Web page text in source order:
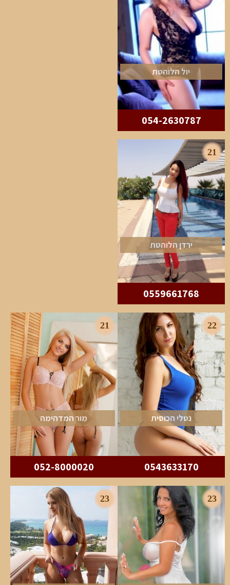
יול הלוהטת
054-2630787
21
ירדן הלוהטת
0559661768
22
נטלי הכוסית
0543633170
21
מור המדהימה
052-8000020
23
23